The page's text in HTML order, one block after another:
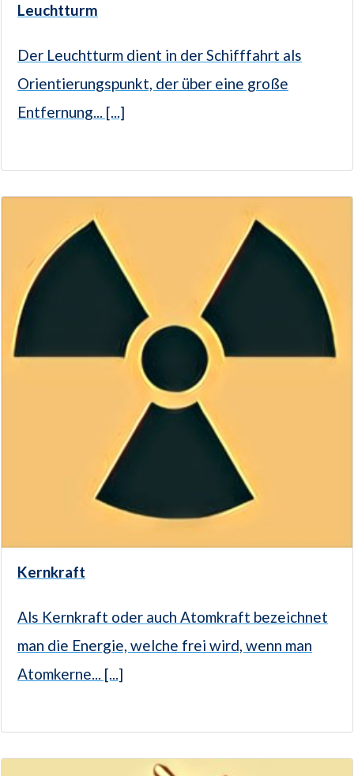
Leuchtturm
Der Leuchtturm dient in der Schifffahrt als
Orientierungspunkt, der über eine große
Entfernung... [...]
Kernkraft
Als Kernkraft oder auch Atomkraft bezeichnet
man die Energie, welche frei wird, wenn man
Atomkerne... [...]